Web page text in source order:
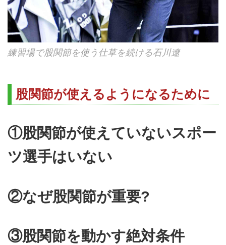
練習場で股関節を使う仕草を続ける石川遼
股関節が使えるようになるために
①股関節が使えていないスポー
ツ選手はいない
②なぜ股関節が重要?
③股関節を動かす絶対条件